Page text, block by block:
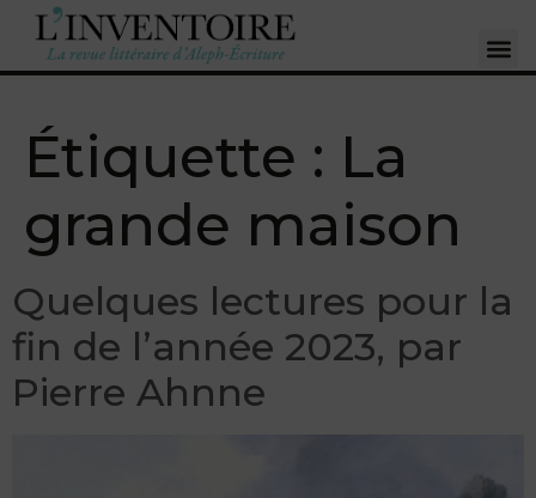
Étiquette : La
grande maison
Quelques lectures pour la
fin de l’année 2023, par
Pierre Ahnne